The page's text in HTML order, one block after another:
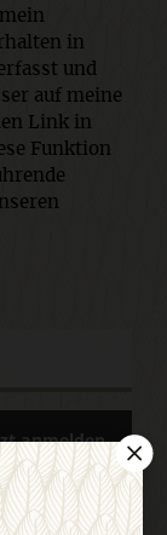
in
und
auf meine
Link in
Funktion
anmelden